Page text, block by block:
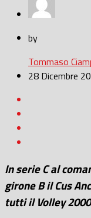
by
Tommaso
28 Dicembre
In serie C al
girone B il Cus
tutti il Volley